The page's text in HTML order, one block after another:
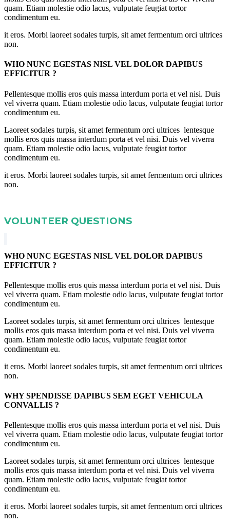
quam. Etiam molestie odio lacus, vulputate feugiat tortor
condimentum eu.
it eros. Morbi laoreet sodales turpis, sit amet fermentum orci ultrices
non.
WHO NUNC EGESTAS NISL VEL DOLOR DAPIBUS
EFFICITUR ?
Pellentesque mollis eros quis massa interdum porta et vel nisi. Duis
vel viverra quam. Etiam molestie odio lacus, vulputate feugiat tortor
condimentum eu.
Laoreet sodales turpis, sit amet fermentum orci ultrices lentesque
mollis eros quis massa interdum porta et vel nisi. Duis vel viverra
quam. Etiam molestie odio lacus, vulputate feugiat tortor
condimentum eu.
it eros. Morbi laoreet sodales turpis, sit amet fermentum orci ultrices
non.
VOLUNTEER QUESTIONS
WHO NUNC EGESTAS NISL VEL DOLOR DAPIBUS
EFFICITUR ?
Pellentesque mollis eros quis massa interdum porta et vel nisi. Duis
vel viverra quam. Etiam molestie odio lacus, vulputate feugiat tortor
condimentum eu.
Laoreet sodales turpis, sit amet fermentum orci ultrices lentesque
mollis eros quis massa interdum porta et vel nisi. Duis vel viverra
quam. Etiam molestie odio lacus, vulputate feugiat tortor
condimentum eu.
it eros. Morbi laoreet sodales turpis, sit amet fermentum orci ultrices
non.
WHY SPENDISSE DAPIBUS SEM EGET VEHICULA
CONVALLIS ?
Pellentesque mollis eros quis massa interdum porta et vel nisi. Duis
vel viverra quam. Etiam molestie odio lacus, vulputate feugiat tortor
condimentum eu.
Laoreet sodales turpis, sit amet fermentum orci ultrices lentesque
mollis eros quis massa interdum porta et vel nisi. Duis vel viverra
quam. Etiam molestie odio lacus, vulputate feugiat tortor
condimentum eu.
it eros. Morbi laoreet sodales turpis, sit amet fermentum orci ultrices
non.